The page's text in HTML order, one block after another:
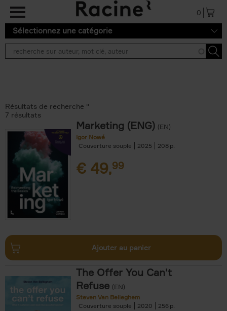
Aller au contenu principal
0
Sélectionnez une catégorie
Résultats de recherche ''
7 résultats
Marketing (ENG) (EN)
Igor Nowé
Couverture souple
2025 208
€ 49,99
Ajouter au panier
The Offer You Can't
Refuse (EN)
Steven Van Belleghem
Couverture souple
2020 256